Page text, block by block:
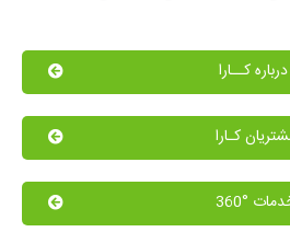
درباره کــارا
کـارا
°360